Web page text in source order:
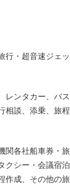
・超音速ジェ
ンタカー、バ
談、添乗、旅
各社船車券・
シー・会議宿
成、その他の旅